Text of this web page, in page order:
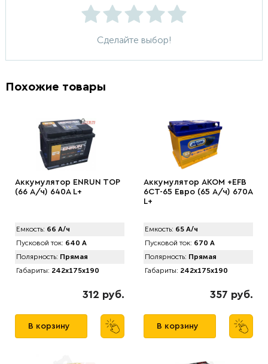
Сделайте выбор!
Похожие товары
Аккумулятор ENRUN TOP
(66 А/ч) 640A L+
Емкость: 66 А/ч
Пусковой ток: 640 А
Полярность: Прямая
Габариты: 242x175x190
312 руб.
В корзину
Аккумулятор AKOM +EFB
6CT-65 Евро (65 А/ч) 670А
L+
Емкость: 65 А/ч
Пусковой ток: 670 А
Полярность: Прямая
Габариты: 242x175x190
357 руб.
В корзину